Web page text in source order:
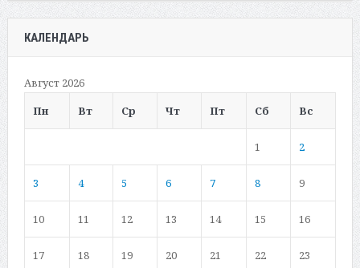
КАЛЕНДАРЬ
Август 2026
Пн
Вт Ср Чт Пт Сб Вс
1 2
3 4 5 6 7 8 9
10 11 12 13 14 15 16
17 18 19 20 21 22 23